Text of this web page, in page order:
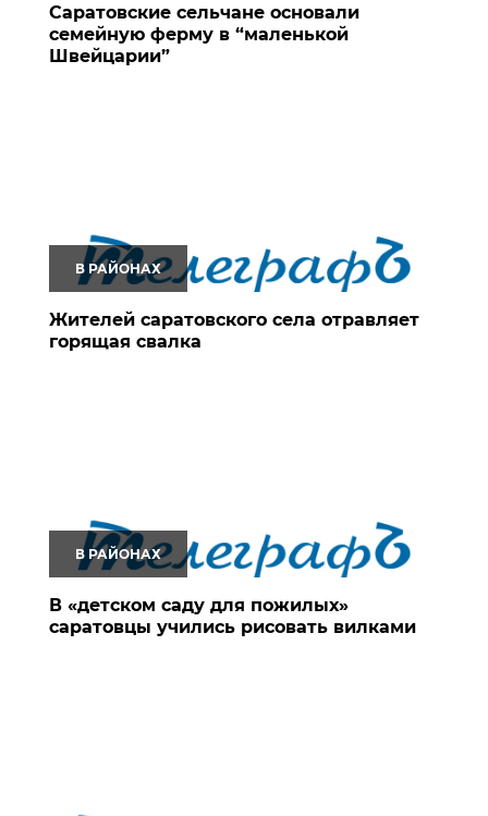
Саратовские сельчане основали
семейную ферму в “маленькой
Швейцарии”
В РАЙОНАХ
Жителей саратовского села отравляет
горящая свалка
В РАЙОНАХ
В «детском саду для пожилых»
саратовцы учились рисовать вилками